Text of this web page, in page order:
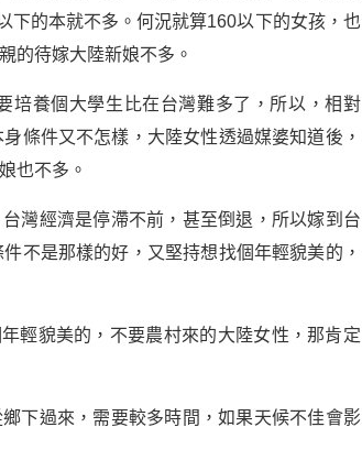
下的本就不多。何況就算160以下的女孩，也
的待嫁大陸新娘不多。
培養個大學生比在台灣難多了，所以，相對
條件又不怎樣，大陸女性透過媒婆知道後，
也不多。
灣經濟是停滯不前，甚至倒退，所以嫁到台
不是那樣的好，又堅持想找個年輕貌美的，
輕貌美的，不要農村來的大陸女性，那肯定
下過來，需要較多時間，如果天候不佳會影